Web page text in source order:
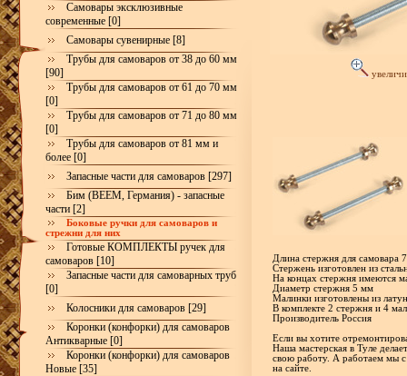
Самовары эксклюзивные
современные [0]
Самовары сувенирные [8]
Трубы для самоваров от 38 до 60 мм
[90]
Трубы для самоваров от 61 до 70 мм
[0]
Трубы для самоваров от 71 до 80 мм
[0]
Трубы для самоваров от 81 мм и
более [0]
Запасные части для самоваров [297]
Бим (BEEM, Германия) - запасные
части [2]
Боковые ручки для самоваров и
стрежни для них
Готовые КОМПЛЕКТЫ ручек для
самоваров [10]
Запасные части для самоварных труб
[0]
Колосники для самоваров [29]
Коронки (конфорки) для самоваров
Антикварные [0]
Коронки (конфорки) для самоваров
Новые [35]
Длина стержня для самовара
Стержень изготовлен из
На концах стержня имеются
Диаметр стержня 5 мм
Малинки изготовлены из
В комплекте 2 стержня и 4
Производитель Россия
Если вы хотите
Наша мастерская в Туле
свою работу. А работаем мы
на сайте.